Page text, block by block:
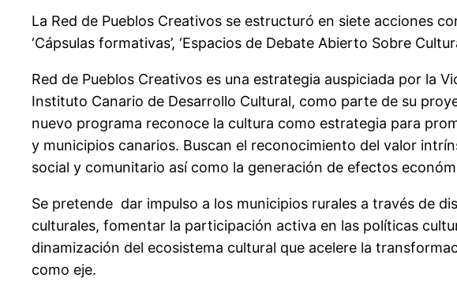
La Red de Pueblos Creativos se estructuró en siete acciones
‘Cápsulas formativas’, ‘Espacios de Debate Abierto Sobre
Red de Pueblos Creativos es una estrategia auspiciada por la
Instituto Canario de Desarrollo Cultural, como parte de su
nuevo programa reconoce la cultura como estrategia para
y municipios canarios. Buscan el reconocimiento del valor
social y comunitario así como la generación de efectos
Se pretende dar impulso a los municipios rurales a través de
culturales, fomentar la participación activa en las políticas
dinamización del ecosistema cultural que acelere la
como eje.